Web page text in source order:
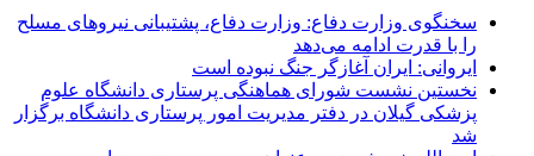
سخنگوی وزارت دفاع: وزارت دفاع، پشتیبانی نیرو‌های مسلح
را با قدرت ادامه می‌دهد
ایروانی: ایران آغازگر جنگ نبوده است
نخستین نشست شورای هماهنگی پرستاری دانشگاه علوم
پزشکی گیلان در دفتر مدیریت امور پرستاری دانشگاه برگزار
شد